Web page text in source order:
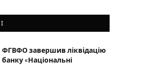
ФГВФО завершив ліквідацію
банку «Національні